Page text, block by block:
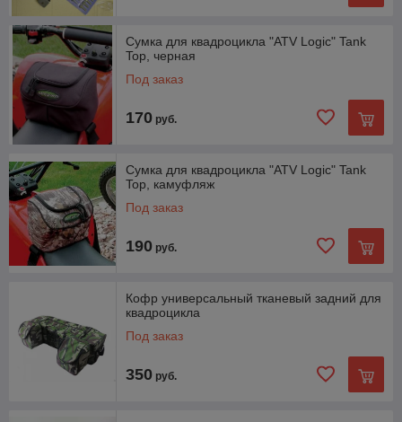
Сумка для квадроцикла "ATV Logic" Tank
Top, черная
Под заказ
170 руб.
Сумка для квадроцикла "ATV Logic" Tank
Top, камуфляж
Под заказ
190 руб.
Кофр универсальный тканевый задний для
квадроцикла
Под заказ
350 руб.